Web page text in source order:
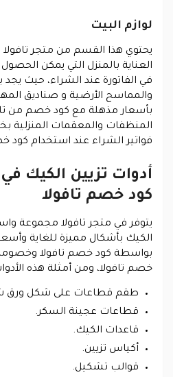
لوازم البيت
يحتوي هذا القسم من متجر تافولا
العناية بالمنزل التي يمكن
في الفاتورة عند الشراء، حيث يجد به
والمماسح الأرضية و صناديق
بأسعار مذهلة مع كود خصم من
المنظفات والمعقمات المنزلية
فواتير الشراء عند استخدام كود
أدوات تزيين الكيك
كود خصم تافولا
يتوفر في متجر تافولا مجموعة
الكيك بأشكال مميزة للغاية
بواسطة كود خصم تافولا
خصم تافولا، ومن أمثلة هذه
طقم قطاعات على شكل ورق
قطاعات عجينة السكر.
قاعدات الكيك.
أكياس تزيين.
قوالب تشكيل.